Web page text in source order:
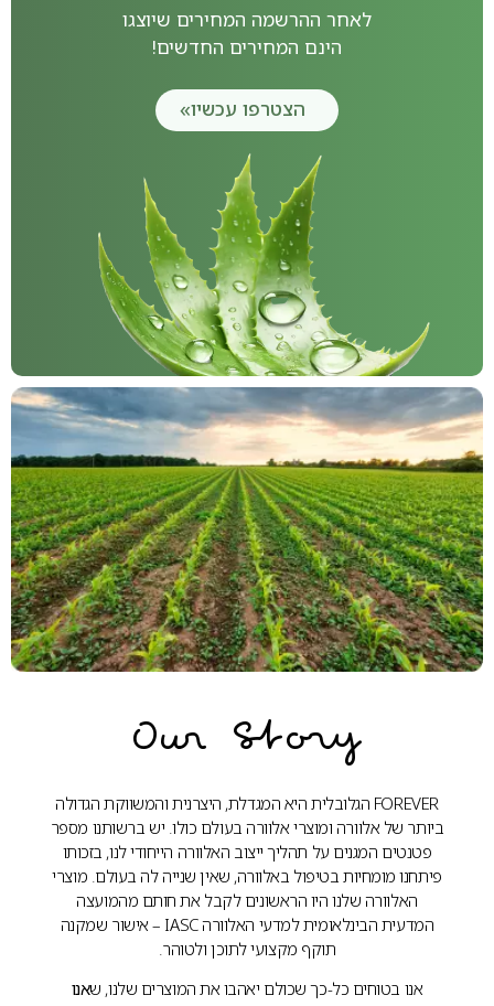
לאחר ההרשמה המחירים שיוצגו
הינם המחירים החדשים!
הצטרפו עכשיו
Our Story
FOREVER הגלובלית היא המגדלת, היצרנית והמשווקת הגדולה
ביותר של אלוורה ומוצרי אלוורה בעולם כולו. יש ברשותנו מספר
פטנטים המגנים על תהליך ייצוב האלוורה הייחודי לנו, בזכותו
פיתחנו מומחיות בטיפול באלוורה, שאין שנייה לה בעולם. מוצרי
האלוורה שלנו היו הראשונים לקבל את חותם מהמועצה
המדעית הבינלאומית למדעי האלוורה IASC – אישור שמקנה
תוקף מקצועי לתוכן ולטוהר.
אנו בטוחים כל-כך שכולם יאהבו את המוצרים שלנו, שאנו